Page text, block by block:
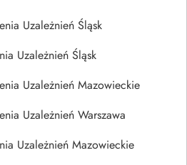
Uzależnień Śląsk
Uzależnień Śląsk
Uzależnień Mazowieckie
Uzależnień Warszawa
Uzależnień Mazowieckie